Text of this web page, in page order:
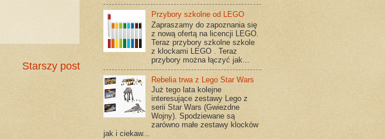
Starszy post
Przybory szkolne od LEGO
Zapraszamy do zapoznania się
z nową ofertą na licencji LEGO.
Teraz przybory szkolne szkole
z klockami LEGO . Teraz
przybory można łączyć jak...
Rebelia trwa z Lego Star Wars
Już tego lata kolejne
interesujące zestawy Lego z
serii Star Wars (Gwiezdne
Wojny). Spodziewane są
zarówno małe zestawy klocków
jak i ciekaw...